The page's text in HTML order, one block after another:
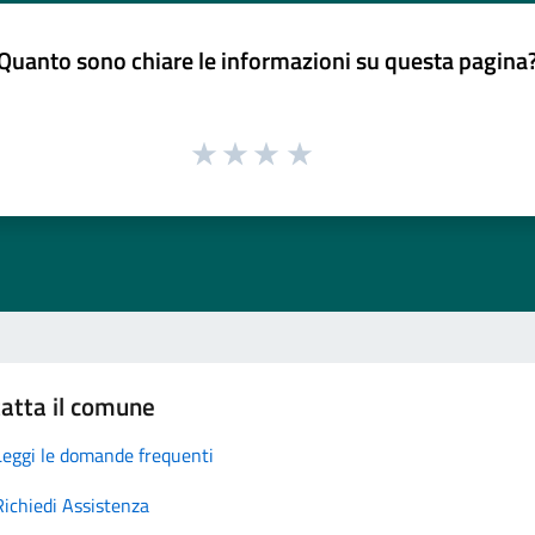
sono chiare le informazioni su questa
il comune
le domande frequenti
Assistenza